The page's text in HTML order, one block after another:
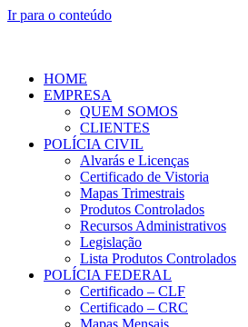
Ir para o conteúdo
HOME
EMPRESA
QUEM SOMOS
CLIENTES
POLÍCIA CIVIL
Alvarás e Licenças
Certificado de Vistoria
Mapas Trimestrais
Produtos Controlados
Recursos Administrativos
Legislação
Lista Produtos Controlados
POLÍCIA FEDERAL
Certificado – CLF
Certificado – CRC
Mapas Mensais